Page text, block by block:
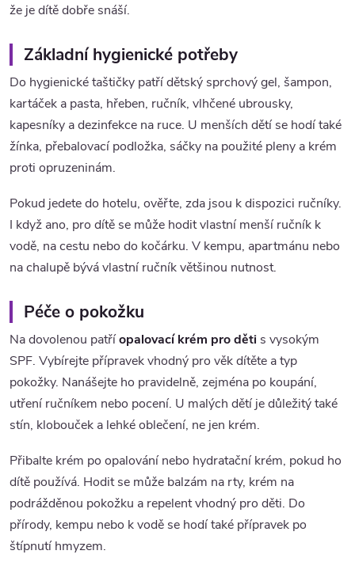
že je dítě dobře snáší.
Základní hygienické potřeby
Do hygienické taštičky patří dětský sprchový gel, šampon,
kartáček a pasta, hřeben, ručník, vlhčené ubrousky,
kapesníky a dezinfekce na ruce. U menších dětí se hodí také
žínka, přebalovací podložka, sáčky na použité pleny a krém
proti opruzeninám.
Pokud jedete do hotelu, ověřte, zda jsou k dispozici ručníky.
I když ano, pro dítě se může hodit vlastní menší ručník k
vodě, na cestu nebo do kočárku. V kempu, apartmánu nebo
na chalupě bývá vlastní ručník většinou nutnost.
Péče o pokožku
Na dovolenou patříopalovací krém pro děti s vysokým
SPF. Vybírejte přípravek vhodný pro věk dítěte a typ
pokožky. Nanášejte ho pravidelně, zejména po koupání,
utření ručníkem nebo pocení. U malých dětí je důležitý také
stín, klobouček a lehké oblečení, ne jen krém.
Přibalte krém po opalování nebo hydratační krém, pokud ho
dítě používá. Hodit se může balzám na rty, krém na
podrážděnou pokožku a repelent vhodný pro děti. Do
přírody, kempu nebo k vodě se hodí také přípravek po
štípnutí hmyzem.